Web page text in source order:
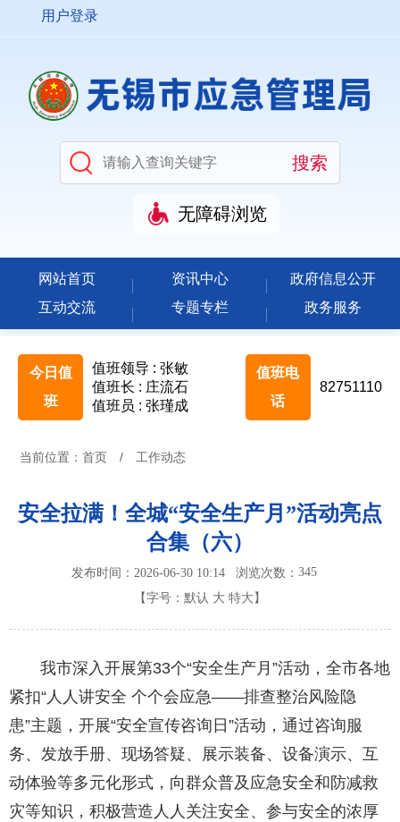
用户登录
无障碍浏览
网站首页 资讯中心
政府信息公开
互动交流
专题专栏 政务服务
今日值
班
值班领导 : 张敏
值班长 : 庄流石
值班员 : 张瑾成
值班电
话
82751110
当前位置： 首页 / 工作动态
安全拉满！全城“安全生产月”活动亮点
合集（六）
发布时间：2026-06-30 10:14 浏览次数： 345
【字号： 默认 大 特大 】
我市深入开展第33个“安全生产月”活动，全市各地
紧扣“人人讲安全 个个会应急——排查整治风险隐
患”主题，开展“安全宣传咨询日”活动，通过咨询服
务、发放手册、现场答疑、展示装备、设备演示、互
动体验等多元化形式，向群众普及应急安全和防减救
灾等知识，积极营造人人关注安全、参与安全的浓厚